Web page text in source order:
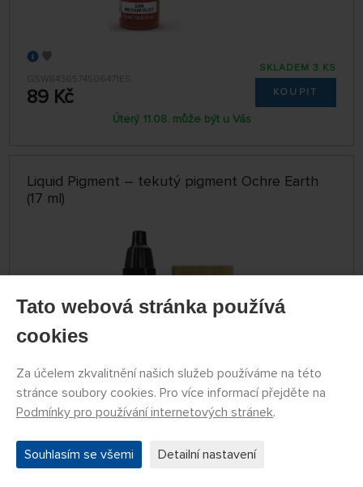
GSW8436574506471ES
89 Kč
SKLADEM 3 KS
KOUPIT
Úterý 11.08. může být u Vás
Liquid Pigment – tekutý pigment Ochre Earth
(17 ml)
GSW8436574506525ES
89 Kč
SKLADEM 2 KS
Úterý 11.08. může být u Vás
Tato webová stránka používá
cookies
Za účelem zkvalitnění našich služeb používáme na této
stránce soubory cookies. Pro více informací přejděte na
Podmínky pro používání internetových stránek.
Souhlasím se všemi Detailní nastavení